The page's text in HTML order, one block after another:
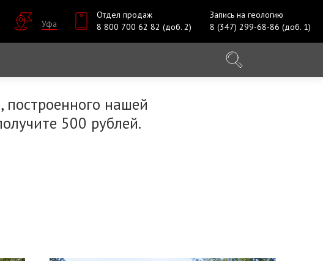
Уфа
Отдел продаж
8 800 700 62 82 (доб. 2)
Запись на геологию
8 (347) 299-68-86 (доб. 1)
нашей
500 рублей.